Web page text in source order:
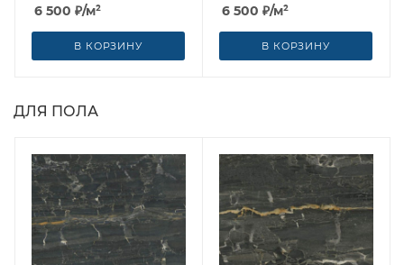
6 500 ₽/м²
В КОРЗИНУ
6 500 ₽/м²
В КОРЗИНУ
ДЛЯ ПОЛА